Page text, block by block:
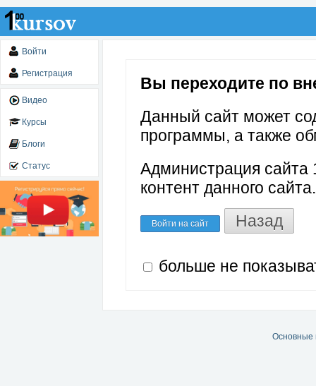
Войти
Регистрация
Видео
Курсы
Блоги
Статус
Вы переходите по
Данный сайт может
программы, а также
Администрация сайта
контент данного сайта.
Войти на сайт Назад
больше не
Основные